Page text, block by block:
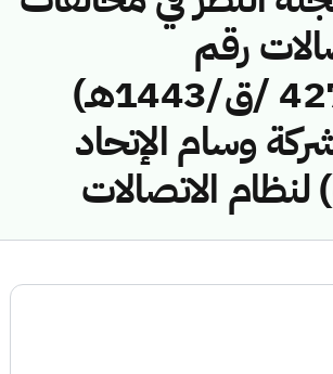
رقم
(42745115 /ق/1443هـ)
وسام الإتحاد
لنظام الاتصالات